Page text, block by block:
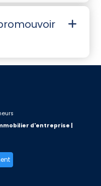
d'entreprise |